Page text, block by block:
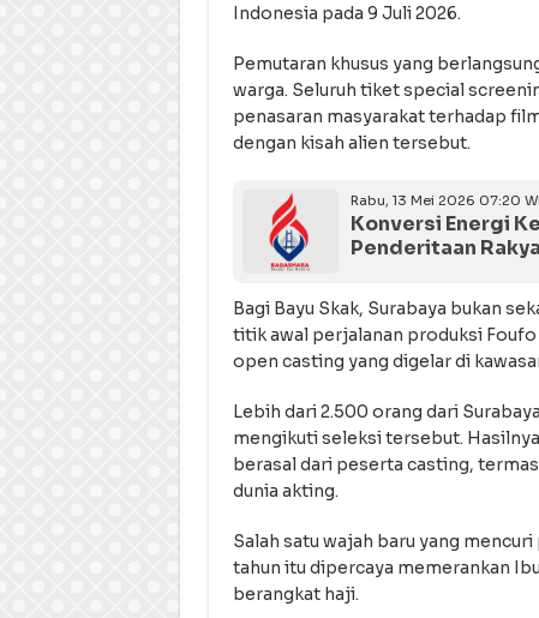
Indonesia pada 9 Juli 2026.
Pemutaran khusus yang
warga. Seluruh tiket special
penasaran masyarakat terhadap
dengan kisah alien tersebut.
Rabu, 13 Mei 2026 07:20
Konversi Energi
Penderitaan
Bagi Bayu Skak, Surabaya bukan
titik awal perjalanan produksi
open casting yang digelar di
Lebih dari 2.500 orang dari
mengikuti seleksi tersebut.
berasal dari peserta casting,
dunia akting.
Salah satu wajah baru yang
tahun itu dipercaya memerankan
berangkat haji.